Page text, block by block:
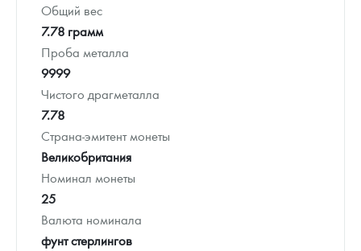
Общий вес
7.78 грамм
Проба металла
9999
Чистого драгметалла
7.78
Страна-эмитент монеты
Великобритания
Номинал монеты
25
Валюта номинала
фунт стерлингов